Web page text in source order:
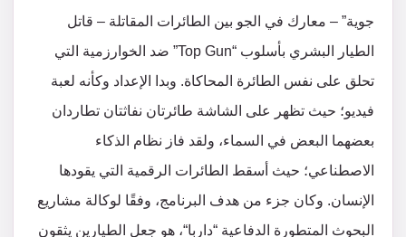
جوية” – معارك في الجو بين الطائرات المقاتلة – قاتل
الطيار البشري بأسلوب “Top Gun” ضد الخوارزمية التي
تحلق على نفس الطائرة المحاكاة. وبدا الإعداد وكأنه لعبة
فيديو؛ حيث تظهر على الشاشة طائرتان نفاثتان تطاردان
بعضهما البعض في السماء، ولقد فاز نظام الذكاء
الاصطناعي؛ حيث أسقط الطائرات الرقمية التي يقودها
الإنسان. وكان جزء من هدف البرنامج، وفقًا لوكالة مشاريع
البحوث المتطورة الدفاعية “داربا“، هو جعل الطيارين يثقون